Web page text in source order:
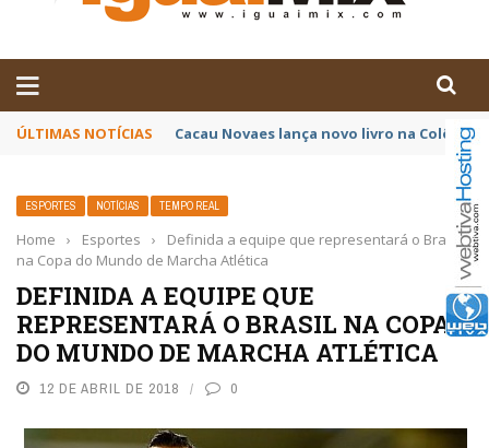
ÚLTIMAS NOTÍCIAS Poetas baianos representam o Brasil no
ESPORTES NOTÍCIAS TEMPO REAL
Home › Esportes ›
Definida a equipe que representará o Brasil
na Copa do Mundo de Marcha Atlética
DEFINIDA A EQUIPE QUE
REPRESENTARÁ O BRASIL NA COPA
DO MUNDO DE MARCHA ATLÉTICA
12 DE ABRIL DE 2018 0